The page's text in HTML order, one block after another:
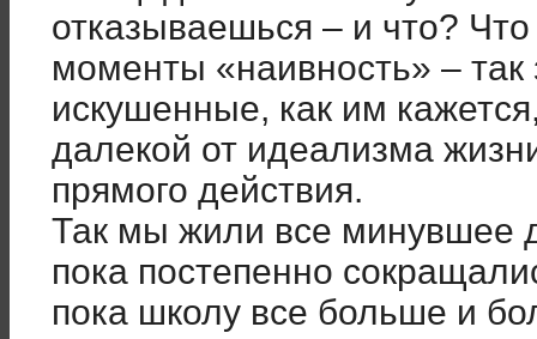
отказываешься – и что?
моменты «наивность» – так
искушенные, как им
далекой от идеализма
прямого действия.
Так мы жили все минувшее
пока постепенно
пока школу все больше и